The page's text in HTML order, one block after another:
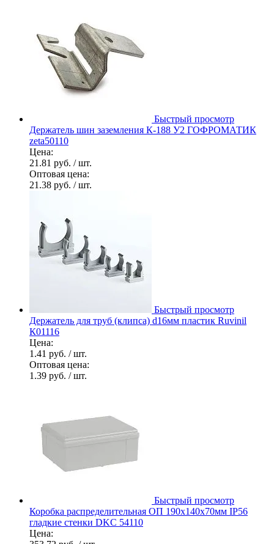
Быстрый просмотр
Держатель шин заземления К-188 У2 ГОФРОМАТИК
zeta50110
Цена:
21.81 руб. / шт.
Оптовая цена:
21.38 руб. / шт.
Быстрый просмотр
Держатель для труб (клипса) d16мм пластик Ruvinil
К01116
Цена:
1.41 руб. / шт.
Оптовая цена:
1.39 руб. / шт.
Быстрый просмотр
Коробка распределительная ОП 190х140х70мм IP56
гладкие стенки DKC 54110
Цена: